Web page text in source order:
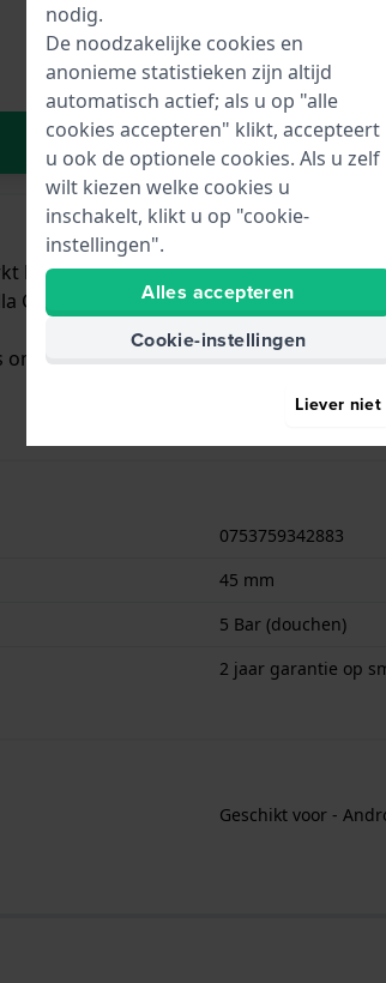
In Winkelwagen
kunsthars met een diameter van 45
3glas.
mee te douchen. Verder wordt het
0753759342883
45 mm
5 Bar (douchen)
2 jaar garantie op
Geschikt voor -
nodig.
De noodzakelijke cookies en
anonieme statistieken zijn altijd
automatisch actief; als u op "alle
cookies accepteren" klikt, accepteert
u ook de optionele cookies. Als u zelf
wilt kiezen welke cookies u
inschakelt, klikt u op "cookie-
instellingen".
Alles accepteren
Cookie-instellingen
Liever niet